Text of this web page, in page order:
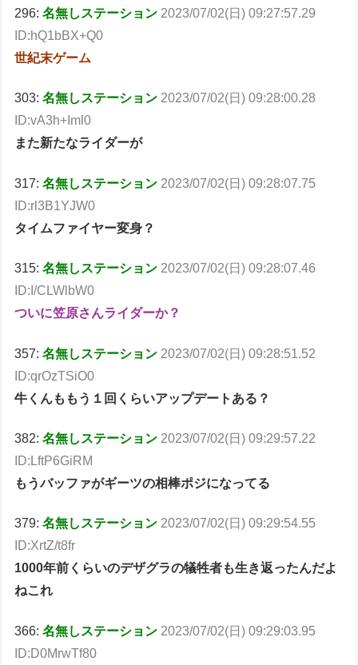
296:名無しステーション 2023/07/02(日) 09:27:57.29
ID:hQ1bBX+Q0
世紀末ゲーム
303:名無しステーション 2023/07/02(日) 09:28:00.28
ID:vA3h+Iml0
また新たなライダーが
317:名無しステーション 2023/07/02(日) 09:28:07.75
ID:rl3B1YJW0
タイムファイヤー変身？
315:名無しステーション 2023/07/02(日) 09:28:07.46
ID:I/CLWlbW0
ついに笠原さんライダーか？
357:名無しステーション 2023/07/02(日) 09:28:51.52
ID:qrOzTSiO0
牛くんももう１回くらいアップデートある？
382:名無しステーション 2023/07/02(日) 09:29:57.22
ID:LftP6GiRM
もうバッファがギーツの相棒ポジになってる
379:名無しステーション 2023/07/02(日) 09:29:54.55
ID:XrtZ/t8fr
1000年前くらいのデザグラの犠牲者も生き返ったんだよ
ねこれ
366:名無しステーション 2023/07/02(日) 09:29:03.95
ID:D0MrwTf80